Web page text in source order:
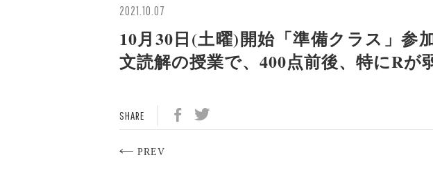
2021.10.07
10月30日(土曜)開始「準備クラス」参
文読解の授業で、400点前後、特にRが
SHARE
PREV